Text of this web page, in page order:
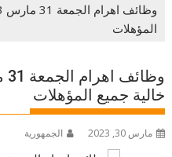
المؤهلات
خالية جميع المؤهلات
مارس 30, 2023 الجمهورية